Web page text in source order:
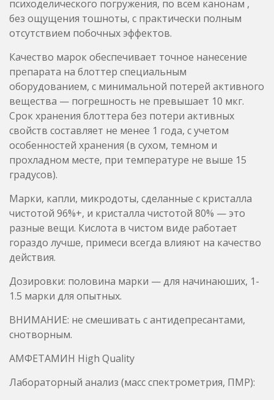
оборудованием, с минимальной потерей активного
вещества — погрешность не превышает 10 мкг.
Срок хранения блоттера без потери активных
свойств составляет не менее 1 года, с учетом
особенностей хранения (в сухом, темном и
прохладном месте, при температуре не выше 15
градусов).
Марки, капли, микродоты, сделанные с кристалла
чистотой 96%+, и кристалла чистотой 80% — это
разные вещи. Кислота в чистом виде работает
гораздо лучше, примеси всегда влияют на качество
действия.
Дозировки: половина марки — для начинаюших, 1-
1.5 марки для опытных.
ВНИМАНИЕ: не смешивать с антидепресантами,
снотворным.
АМФЕТАМИН High Quality
Лабораторный анализ (масс спектрометрия, ПМР):
Форма выпуска: сульфат или фосфат (в зависимости
от партии)
Белый порошок, спрессованный под вакумом в
крупные камни. Настоящий лабораторный